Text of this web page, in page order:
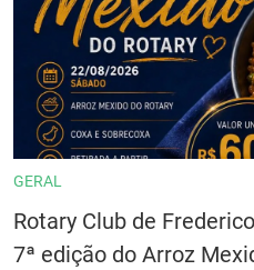
GERAL
Rotary Club de
7ª edição do Arroz